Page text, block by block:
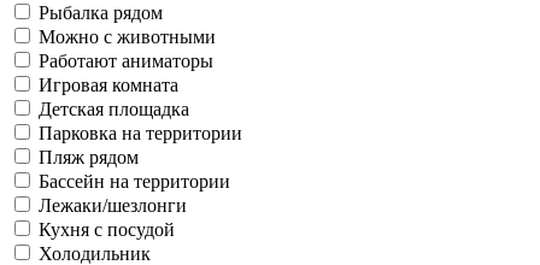
Рыбалка рядом
Можно с животными
Работают аниматоры
Игровая комната
Детская площадка
Парковка на территории
Пляж рядом
Бассейн на территории
Лежаки/шезлонги
Кухня с посудой
Холодильник